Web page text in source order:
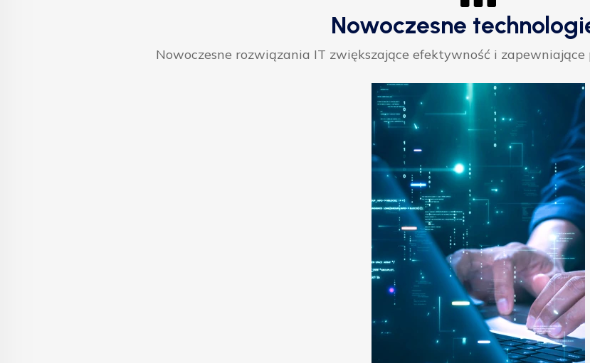
Nowoczesne
Nowoczesne rozwiązania IT zwiększające efektywność i zapewniające